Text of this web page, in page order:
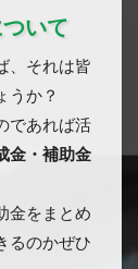
いて
、それは皆
うか？
であれば活
金・補助金
金をまとめ
るのかぜひ